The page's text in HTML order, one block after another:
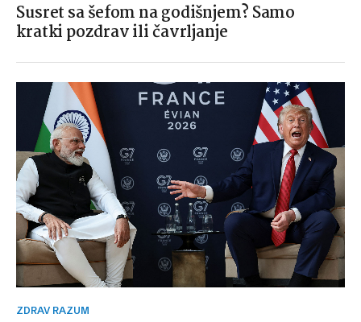
Susret sa šefom na godišnjem? Samo
kratki pozdrav ili čavrljanje
ZDRAV RAZUM